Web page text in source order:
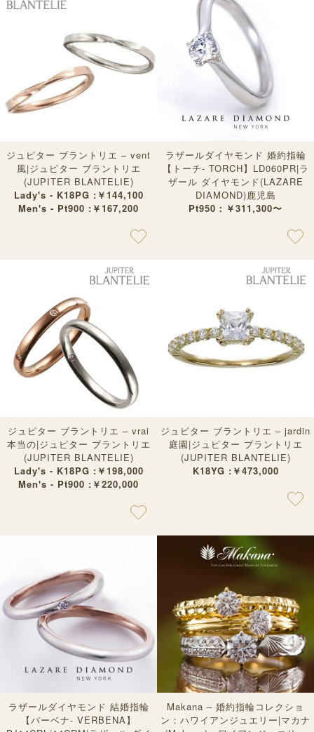
ジュピター ブラントリエ – vent
風|ジュピター ブラントリエ
(JUPITER BLANTELIE)
Lady's - K18PG :￥144,100
Men's - Pt900 :￥167,200
ラザールダイヤモンド 婚約指輪
【トーチ- TORCH】LD060PR|ラ
ザール ダイヤモンド(LAZARE
DIAMOND)鹿児島
Pt950：￥311,300〜
ジュピター ブラントリエ – vrai
本当の|ジュピター ブラントリエ
(JUPITER BLANTELIE)
Lady's - K18PG :￥198,000
Men's - Pt900 :￥220,000
ジュピター ブラントリエ – jardin
庭園|ジュピター ブラントリエ
(JUPITER BLANTELIE)
K18YG :￥473,000
ラザールダイヤモンド 結婚指輪
【バーベナ- VERBENA】
Makana – 婚約指輪コレクショ
ン：ハワイアンジュエリー|マカナ